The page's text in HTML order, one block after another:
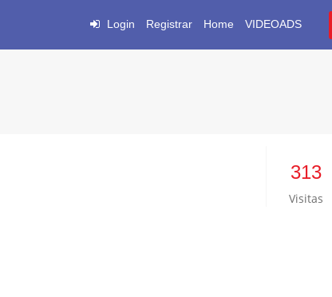
Login Registrar Home VIDEOADS
313
Visitas